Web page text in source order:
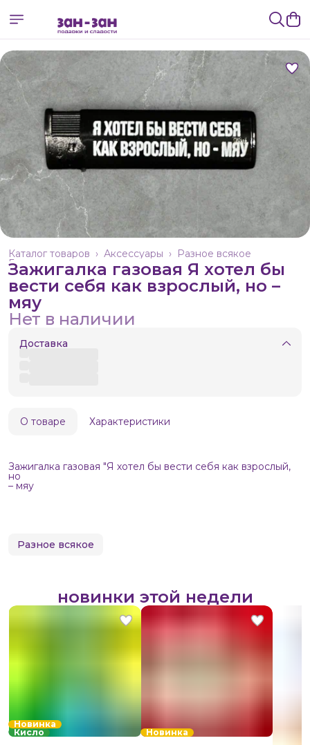
Разное всякое
Аксессуары ›
Каталог товаров ›
Главная ›
Зажигалка газовая Я хотел бы
вести себя как взрослый, но –
мяу
Нет в наличии
Доставка
О товаре Характеристики
Зажигалка газовая "Я хотел бы вести себя как взрослый,
но
– мяу
Разное всякое
новинки этой недели
Новинка
Кисло
Новинка